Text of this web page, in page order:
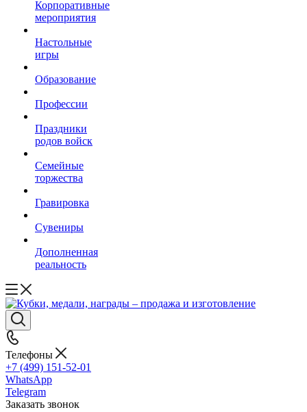
Корпоративные
мероприятия
Настольные
игры
Образование
Профессии
Праздники
родов войск
Семейные
торжества
Гравировка
Сувениры
Дополненная
реальность
Телефоны
+7 (499) 151-52-01
WhatsApp
Telegram
Заказать звонок